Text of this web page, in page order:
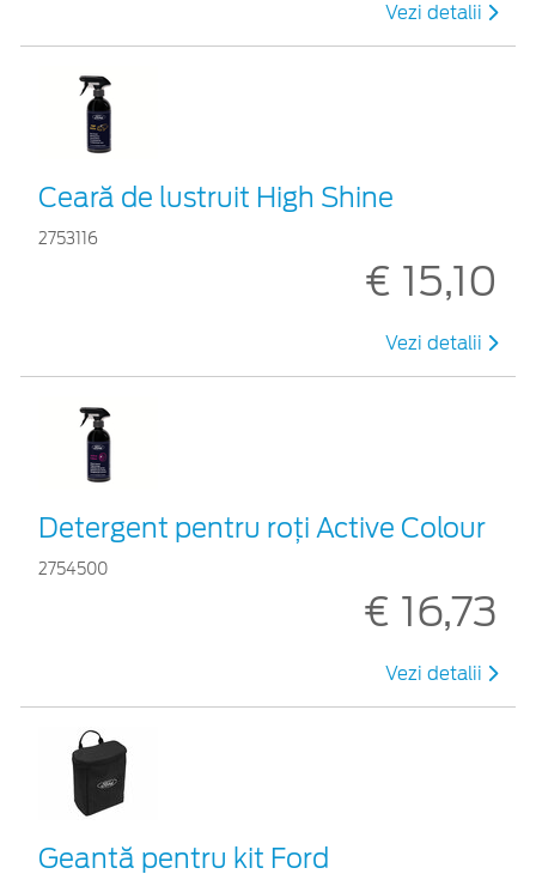
Vezi detalii
Ceară de lustruit High Shine
2753116
€ 15,10
Vezi detalii
Detergent pentru roți Active Colour
2754500
€ 16,73
Vezi detalii
Geantă pentru kit Ford